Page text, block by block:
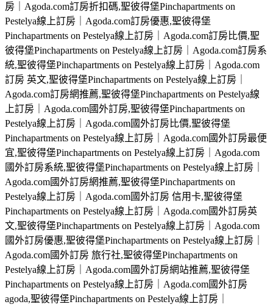
房｜Agoda.com訂房折扣碼,聖彼得堡Pinchapartments on
Pestelya線上訂房｜Agoda.com訂房優惠,聖彼得堡
Pinchapartments on Pestelya線上訂房｜Agoda.com訂房比價,聖
彼得堡Pinchapartments on Pestelya線上訂房｜Agoda.com訂房系
統,聖彼得堡Pinchapartments on Pestelya線上訂房｜Agoda.com
訂房 英文,聖彼得堡Pinchapartments on Pestelya線上訂房｜
Agoda.com訂房網推薦,聖彼得堡Pinchapartments on Pestelya線
上訂房｜Agoda.com國外訂房,聖彼得堡Pinchapartments on
Pestelya線上訂房｜Agoda.com國外訂房比價,聖彼得堡
Pinchapartments on Pestelya線上訂房｜Agoda.com國外訂房最便
宜,聖彼得堡Pinchapartments on Pestelya線上訂房｜Agoda.com
國外訂房系統,聖彼得堡Pinchapartments on Pestelya線上訂房｜
Agoda.com國外訂房網推薦,聖彼得堡Pinchapartments on
Pestelya線上訂房｜Agoda.com國外訂房 信用卡,聖彼得堡
Pinchapartments on Pestelya線上訂房｜Agoda.com國外訂房英
文,聖彼得堡Pinchapartments on Pestelya線上訂房｜Agoda.com
國外訂房優惠,聖彼得堡Pinchapartments on Pestelya線上訂房｜
Agoda.com國外訂房 旅行社,聖彼得堡Pinchapartments on
Pestelya線上訂房｜Agoda.com國外訂房網站推薦,聖彼得堡
Pinchapartments on Pestelya線上訂房｜Agoda.com國外訂房
agoda,聖彼得堡Pinchapartments on Pestelya線上訂房｜